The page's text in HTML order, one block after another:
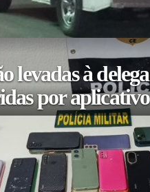
levadas à
por aplicativo